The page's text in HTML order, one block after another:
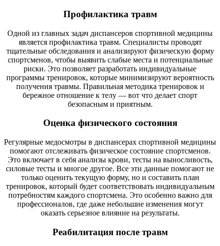
Профилактика травм
Одной из главных задач диспансеров спортивной медицины
является профилактика травм. Специалисты проводят
тщательные обследования и анализируют физическую форму
спортсменов, чтобы выявить слабые места и потенциальные
риски. Это позволяет разработать индивидуальные
программы тренировок, которые минимизируют вероятность
получения травмы. Правильная методика тренировок и
бережное отношение к телу — вот что делает спорт
безопасным и приятным.
Оценка физического состояния
Регулярные медосмотры в диспансерах спортивной медицины
помогают отслеживать физическое состояние спортсменов.
Это включает в себя анализы крови, тесты на выносливость,
силовые тесты и многое другое. Все эти данные помогают не
только оценить текущую форму, но и составить план
тренировок, который будет соответствовать индивидуальным
потребностям каждого спортсмена. Это особенно важно для
профессионалов, где даже небольшие изменения могут
оказать серьезное влияние на результаты.
Реабилитация после травм